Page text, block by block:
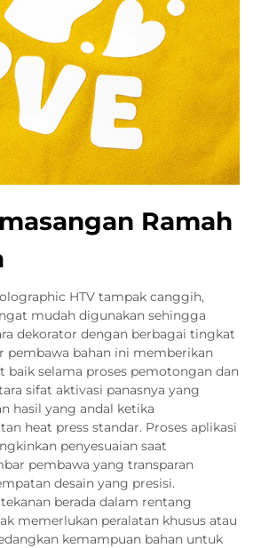
Ramah
HTV tampak canggih,
mudah digunakan sehingga
dekorator dengan berbagai tingkat
pembawa bahan ini memberikan
baik selama proses pemotongan dan
sifat aktivasi panasnya yang
hasil yang andal ketika
heat press standar. Proses aplikasi
penyesuaian saat
pembawa yang transparan
desain yang presisi.
berada dalam rentang
memerlukan peralatan khusus atau
kemampuan bahan untuk